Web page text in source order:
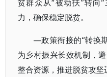
贫群众从“被动扶”转向
力，确保稳定脱贫。
—政策衔接的“转换
为乡村振兴长效机制，
整合资源，推进脱贫攻坚